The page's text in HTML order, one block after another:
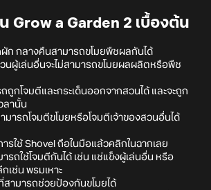
Grow a Garden 2 เบื้องต้น
ก กลางคืนสามารถขโมยพืชผลกันได้
วนผู้เล่นอื่นจะไม่สามารถขโมยผลผลิตหรือพืช
ถูกโจมตีและกระเด็นออกจากสวนได้ และจะถูก
ลานั้น
มารถโจมตีขโมยหรือโจมตีเจ้าของสวนอื่นได้
ารใช้ Shovel ถือในมือแล้วคลิกในฉากเลย
ารถใช้โจมตีกันได้ เช่น แช่แข็งผู้เล่นอื่น หรือ
เช่น พรมเหาะ
ามารถช่วยป้องกันขโมยได้